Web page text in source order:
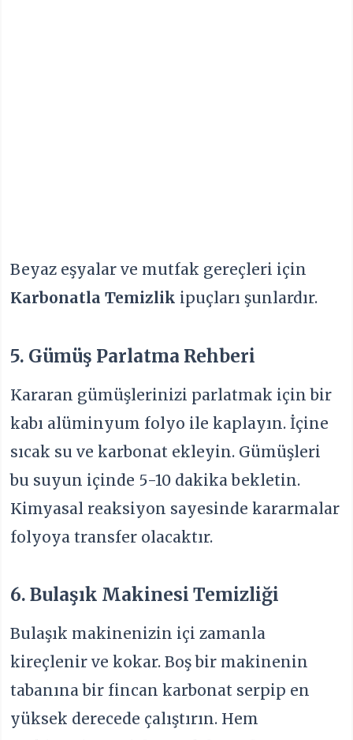
Beyaz eşyalar ve mutfak gereçleri için
Karbonatla Temizlik ipuçları şunlardır.
5. Gümüş Parlatma Rehberi
Kararan gümüşlerinizi parlatmak için bir
kabı alüminyum folyo ile kaplayın. İçine
sıcak su ve karbonat ekleyin. Gümüşleri
bu suyun içinde 5-10 dakika bekletin.
Kimyasal reaksiyon sayesinde kararmalar
folyoya transfer olacaktır.
6. Bulaşık Makinesi Temizliği
Bulaşık makinenizin içi zamanla
kireçlenir ve kokar. Boş bir makinenin
tabanına bir fincan karbonat serpip en
yüksek derecede çalıştırın. Hem